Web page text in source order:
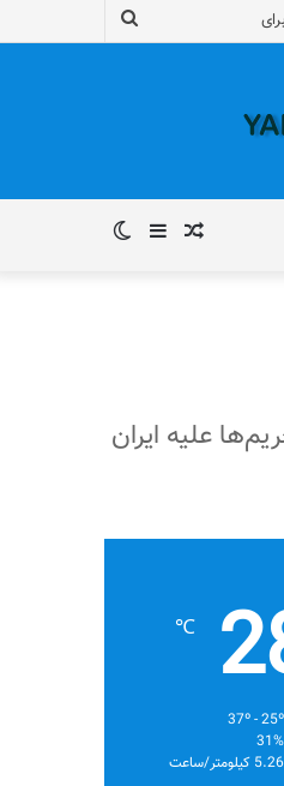
سایدبار نوشته
علیه ایران
℃
37º - 25º
31%
5.26 کیلومتر/ساعت